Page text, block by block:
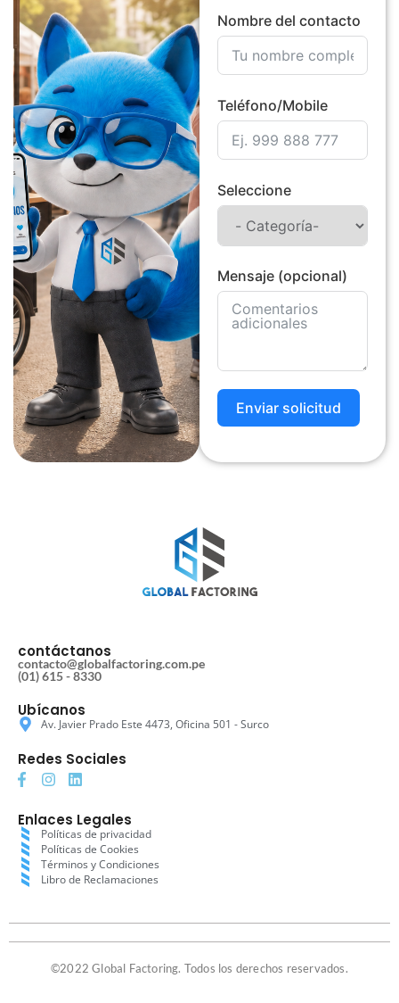
Nombre del contacto
Teléfono/Mobile
Seleccione
Mensaje (opcional)
Enviar solicitud
contáctanos
contacto@globalfactoring.com.pe
(01) 615 - 8330
Ubícanos
Av. Javier Prado Este 4473, Oficina 501 - Surco
Redes Sociales
Enlaces Legales
Políticas de privacidad
Políticas de Cookies
Términos y Condiciones
Libro de Reclamaciones
©2022 Global Factoring. Todos los derechos reservados.